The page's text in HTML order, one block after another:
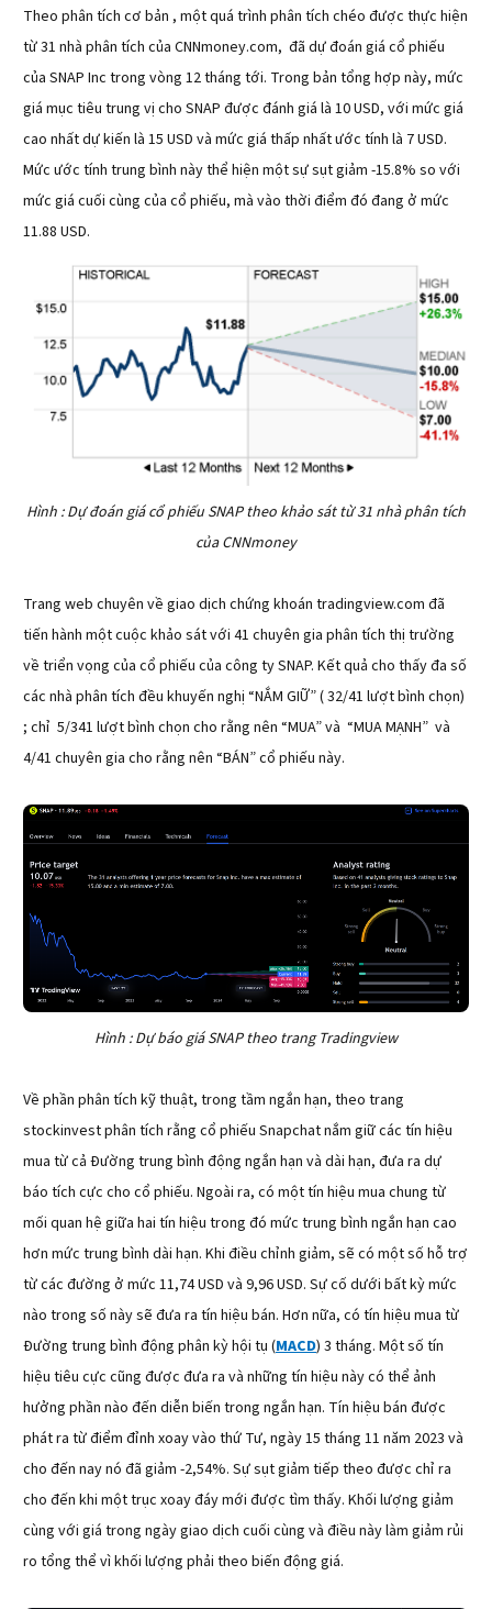
Theo phân tích cơ bản , một quá trình phân tích chéo được thực hiện
từ 31 nhà phân tích của CNNmoney.com, đã dự đoán giá cổ phiếu
của SNAP Inc trong vòng 12 tháng tới. Trong bản tổng hợp này, mức
giá mục tiêu trung vị cho SNAP được đánh giá là 10 USD, với mức giá
cao nhất dự kiến là 15 USD và mức giá thấp nhất ước tính là 7 USD.
Mức ước tính trung bình này thể hiện một sự sụt giảm -15.8% so với
mức giá cuối cùng của cổ phiếu, mà vào thời điểm đó đang ở mức
11.88 USD.
Hình : Dự đoán giá cổ phiếu SNAP theo khảo sát từ 31 nhà phân tích
của CNNmoney
Trang web chuyên về giao dịch chứng khoán tradingview.com đã
tiến hành một cuộc khảo sát với 41 chuyên gia phân tích thị trường
về triển vọng của cổ phiếu của công ty SNAP. Kết quả cho thấy đa số
các nhà phân tích đều khuyến nghị “NẮM GIỮ” ( 32/41 lượt bình chọn)
; chỉ 5/341 lượt bình chọn cho rằng nên “MUA” và “MUA MẠNH” và
4/41 chuyên gia cho rằng nên “BÁN” cổ phiếu này.
Hình : Dự báo giá SNAP theo trang Tradingview
Về phần phân tích kỹ thuật, trong tầm ngắn hạn, theo trang
stockinvest phân tích rằng cổ phiếu Snapchat nắm giữ các tín hiệu
mua từ cả Đường trung bình động ngắn hạn và dài hạn, đưa ra dự
báo tích cực cho cổ phiếu. Ngoài ra, có một tín hiệu mua chung từ
mối quan hệ giữa hai tín hiệu trong đó mức trung bình ngắn hạn cao
hơn mức trung bình dài hạn. Khi điều chỉnh giảm, sẽ có một số hỗ trợ
từ các đường ở mức 11,74 USD và 9,96 USD. Sự cố dưới bất kỳ mức
nào trong số này sẽ đưa ra tín hiệu bán. Hơn nữa, có tín hiệu mua từ
Đường trung bình động phân kỳ hội tụ (MACD) 3 tháng. Một số tín
hiệu tiêu cực cũng được đưa ra và những tín hiệu này có thể ảnh
hưởng phần nào đến diễn biến trong ngắn hạn. Tín hiệu bán được
phát ra từ điểm đỉnh xoay vào thứ Tư, ngày 15 tháng 11 năm 2023 và
cho đến nay nó đã giảm -2,54%. Sự sụt giảm tiếp theo được chỉ ra
cho đến khi một trục xoay đáy mới được tìm thấy. Khối lượng giảm
cùng với giá trong ngày giao dịch cuối cùng và điều này làm giảm rủi
ro tổng thể vì khối lượng phải theo biến động giá.